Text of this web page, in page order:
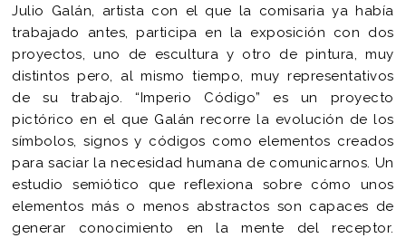
Julio Galán, artista con el que la comisaria ya había
trabajado antes, participa en la exposición con dos
proyectos, uno de escultura y otro de pintura, muy
distintos pero, al mismo tiempo, muy representativos
de su trabajo. “Imperio Código” es un proyecto
pictórico en el que Galán recorre la evolución de los
símbolos, signos y códigos como elementos creados
para saciar la necesidad humana de comunicarnos. Un
estudio semiótico que reflexiona sobre cómo unos
elementos más o menos abstractos son capaces de
generar conocimiento en la mente del receptor.